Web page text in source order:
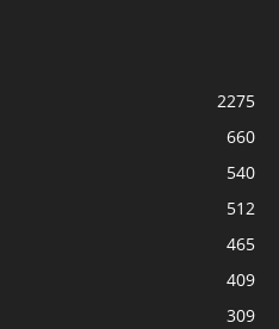
2275
660
540
512
465
409
309